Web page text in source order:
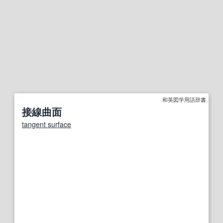
和英図学用語辞書
接線曲面
tangent surface